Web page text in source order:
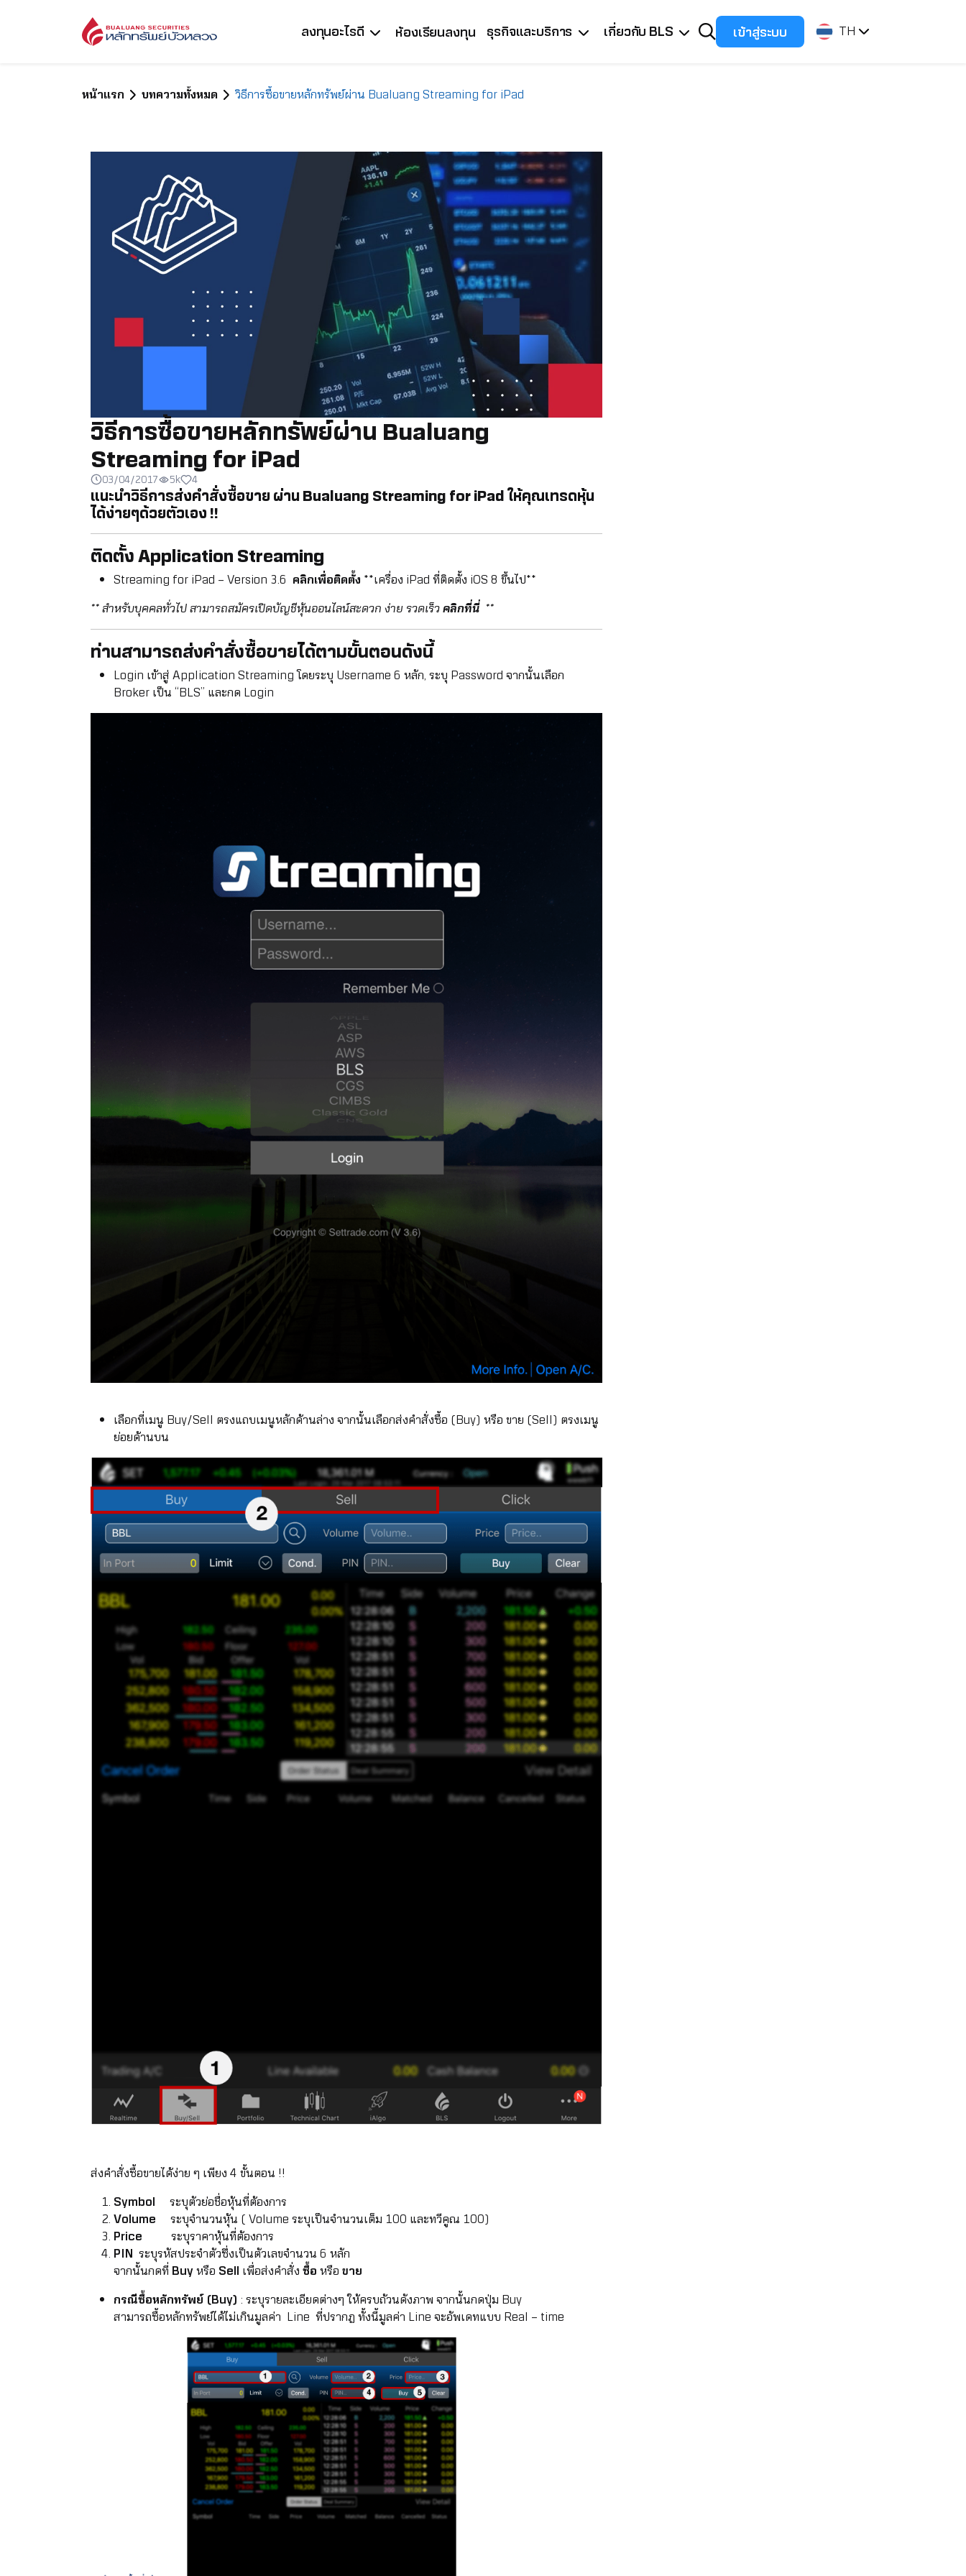
ลงทุนอะไรดี ห้องเรียนลงทุน ธุรกิจและบริการ เกี่ยวกับ BLS เข้าสู่ระบบ TH
หน้าแรก บทความทั้งหมด วิธีการซื้อขายหลักทรัพย์ผ่าน Bualuang Streaming for iPad
วิธีการซื้อขายหลักทรัพย์ผ่าน Bualuang
Streaming for iPad
03/04/2017 5k 4
แนะนำวิธีการส่งคำสั่งซื้อขาย ผ่าน Bualuang Streaming for iPad ให้คุณเทรดหุ้น
ได้ง่ายๆด้วยตัวเอง !!
ติดตั้ง Application Streaming
Streaming for iPad – Version 3.6 คลิกเพื่อติดตั้ง **เครื่อง iPad ที่ติดตั้ง iOS 8 ขึ้นไป**
** สำหรับบุคคลทั่วไป สามารถสมัครเปิดบัญชีหุ้นออนไลน์สะดวก ง่าย รวดเร็วคลิกที่นี่ **
ท่านสามารถส่งคำสั่งซื้อขายได้ตามขั้นตอนดังนี้
Login เข้าสู่ Application Streaming โดยระบุ Username 6 หลัก, ระบุ Password จากนั้นเลือก
Broker เป็น “BLS” และกด Login
เลือกที่เมนู Buy/Sell ตรงแถบเมนูหลักด้านล่าง จากนั้นเลือกส่งคำสั่งซื้อ (Buy) หรือ ขาย (Sell) ตรงเมนู
ย่อยด้านบน
ส่งคำสั่งซื้อขายได้ง่าย ๆ เพียง 4 ขั้นตอน !!
Symbol ระบุตัวย่อชื่อหุ้นที่ต้องการ
Volume ระบุจำนวนหุ้น ( Volume ระบุเป็นจำนวนเต็ม 100 และทวีคูณ 100)
Price
ระบุราคาหุ้นที่ต้องการ
PIN ระบุรหัสประจำตัวซึ่งเป็นตัวเลขจำนวน 6 หลัก
จากนั้นกดที่ Buyหรือ Sell เพื่อส่งคำสั่งซื้อหรือขาย
กรณีซื้อหลักทรัพย์ (Buy) : ระบุรายละเอียดต่างๆ ให้ครบถ้วนดังภาพ จากนั้นกดปุ่ม Buy
สามารถซื้อหลักทรัพย์ได้ไม่เกินมูลค่า Line ที่ปรากฏ ทั้งนี้มูลค่า Line จะอัพเดทแบบ Real – time